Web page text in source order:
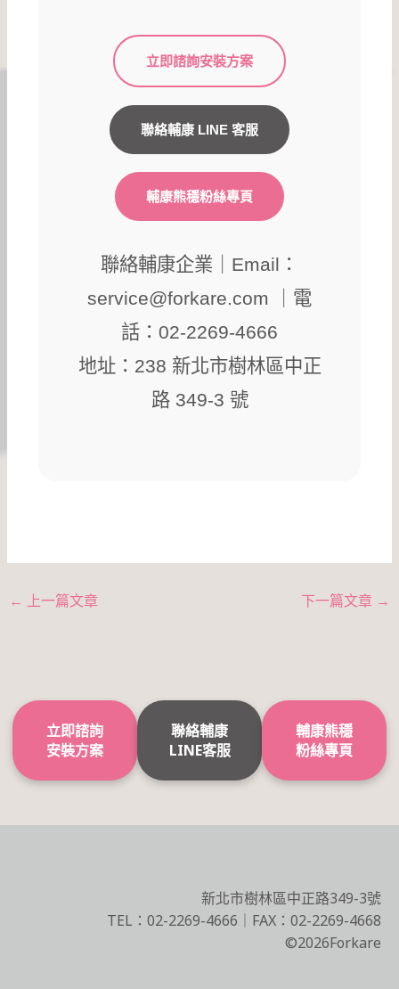
立即諮詢安裝方案
聯絡輔康 LINE 客服
輔康熊穩粉絲專頁
聯絡輔康企業｜Email：
service@forkare.com ｜電
話：02-2269-4666
地址：238 新北市樹林區中正
路 349-3 號
← 上一篇文章 下一篇文章 →
立即諮詢
安裝方案
聯絡輔康
LINE客服
輔康熊穩
粉絲專頁
新北市樹林區中正路349-3號
TEL：02-2269-4666｜FAX：02-2269-4668
©2026Forkare